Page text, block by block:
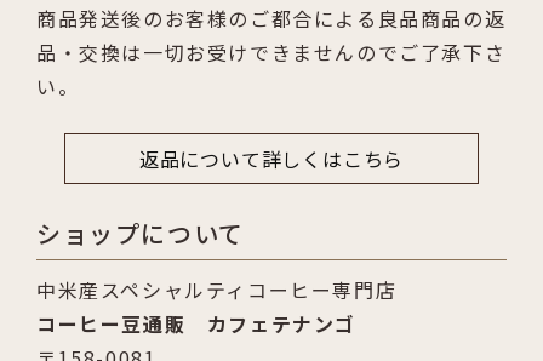
商品発送後のお客様のご都合による良品商品の返
品・交換は一切お受けできませんのでご了承下さ
い。
返品について詳しくはこちら
ショップについて
中米産スペシャルティコーヒー専門店
コーヒー豆通販 カフェテナンゴ